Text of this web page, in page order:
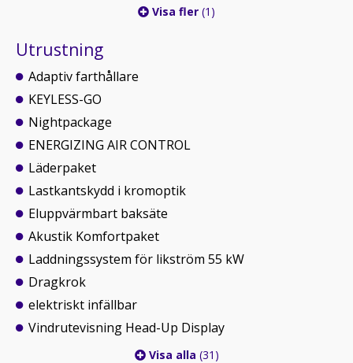
Visa fler (1)
Utrustning
Adaptiv farthållare
KEYLESS-GO
Nightpackage
ENERGIZING AIR CONTROL
Läderpaket
Lastkantskydd i kromoptik
Eluppvärmbart baksäte
Akustik Komfortpaket
Laddningssystem för likström 55 kW
Dragkrok
elektriskt infällbar
Vindrutevisning Head-Up Display
Visa alla (31)